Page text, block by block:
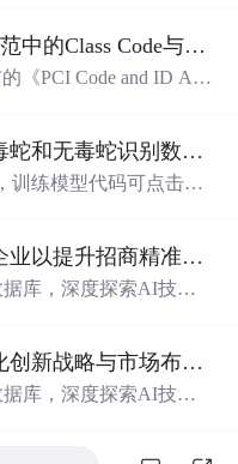
【计算机硬件接口】PCI规范中的Class Code与Capability ID分配：设备功能分类及扩展能力标识系统设计
《PCI Code and ID Assi
带标注的东南亚16种常见毒蛇和无毒蛇识别数据集， 识别率73.4%，7593张图，支持yolo
训练模型代码可点击查
如何快速锁定产业链目标企业以提升招商精准度？.docx
库，深度探索AI技术
科技创新与产业创新企业如何利用知识图谱优化创新战略与市场布局？.docx
库，深度探索AI技术